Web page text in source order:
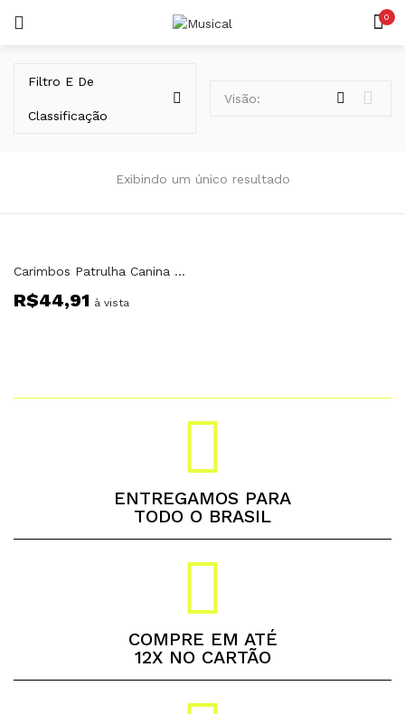
0
Exibindo um único resultado
Filtro E De
Classificação
Visão:
Carimbos Patrulha Canina Xalingo 13821
R$44,91 à vista
ENTREGAMOS PARA
TODO O BRASIL
COMPRE EM ATÉ
12X NO CARTÃO